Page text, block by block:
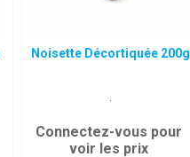
Noisette Décortiquée 200g
.
Connectez-vous pour
voir les prix